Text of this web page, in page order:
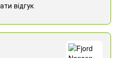
відгук